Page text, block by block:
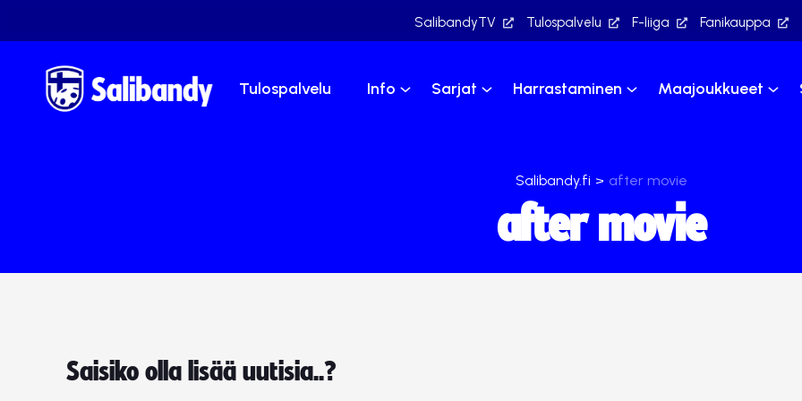
SalibandyTV Tulospalvelu F-liiga Fanikauppa
Tulospalvelu Info Sarjat Harrastaminen Maajoukkueet
Salibandy.fi > after movie
after movie
Saisiko olla lisää uutisia..?